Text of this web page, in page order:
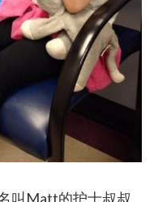
叫Matt的护士叔叔